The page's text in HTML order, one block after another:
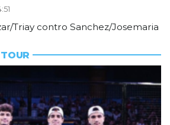
Triay contro Sanchez/Josemaria